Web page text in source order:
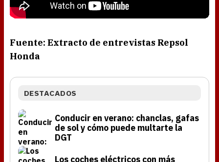
Fuente: Extracto de entrevistas Repsol
Honda
DESTACADOS
Conducir en verano: chanclas, gafas
de sol y cómo puede multarte la
DGT
Los coches eléctricos con más